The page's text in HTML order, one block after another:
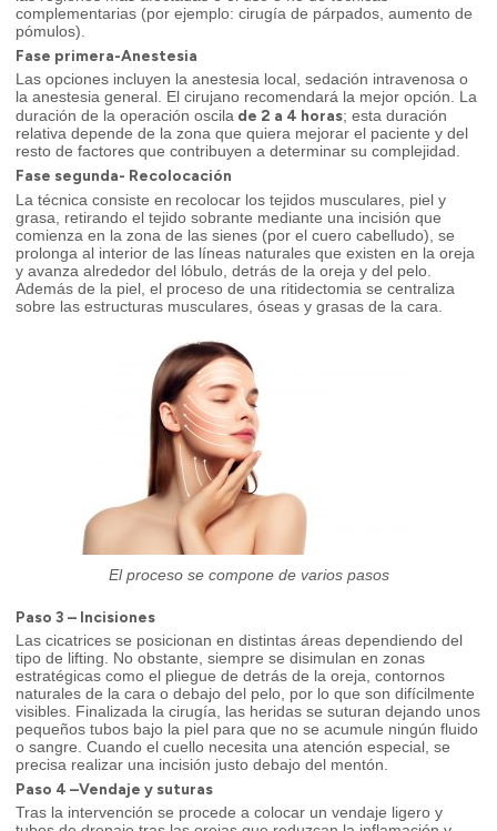
complementarias (por ejemplo: cirugía de párpados, aumento de
pómulos).
Fase primera-Anestesia
Las opciones incluyen la anestesia local, sedación intravenosa o
la anestesia general. El cirujano recomendará la mejor opción. La
duración de la operación oscila de 2 a 4 horas; esta duración
relativa depende de la zona que quiera mejorar el paciente y del
resto de factores que contribuyen a determinar su complejidad.
Fase segunda- Recolocación
La técnica consiste en recolocar los tejidos musculares, piel y
grasa, retirando el tejido sobrante mediante una incisión que
comienza en la zona de las sienes (por el cuero cabelludo), se
prolonga al interior de las líneas naturales que existen en la oreja
y avanza alrededor del lóbulo, detrás de la oreja y del pelo.
Además de la piel, el proceso de una ritidectomia se centraliza
sobre las estructuras musculares, óseas y grasas de la cara.
El proceso se compone de varios pasos
Paso 3 – Incisiones
Las cicatrices se posicionan en distintas áreas dependiendo del
tipo de lifting. No obstante, siempre se disimulan en zonas
estratégicas como el pliegue de detrás de la oreja, contornos
naturales de la cara o debajo del pelo, por lo que son difícilmente
visibles. Finalizada la cirugía, las heridas se suturan dejando unos
pequeños tubos bajo la piel para que no se acumule ningún fluido
o sangre. Cuando el cuello necesita una atención especial, se
precisa realizar una incisión justo debajo del mentón.
Paso 4 –Vendaje y suturas
Tras la intervención se procede a colocar un vendaje ligero y